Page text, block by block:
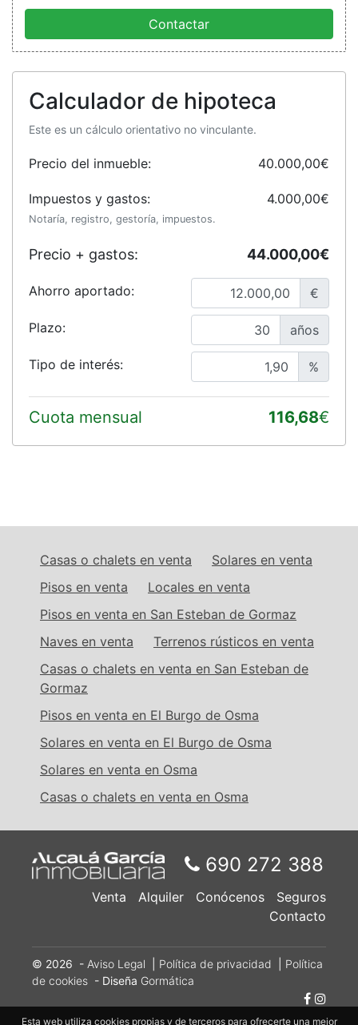
Contactar
Calculador de hipoteca
Este es un cálculo orientativo no vinculante.
Precio del inmueble: 40.000,00€
Impuestos y gastos:
Notaría, registro, gestoría, impuestos.
4.000,00€
Precio + gastos: 44.000,00€
Ahorro aportado: €
Plazo: años
Tipo de interés: %
Cuota mensual 116,68€
Casas o chalets en venta
Solares en venta
Pisos en venta
Locales en venta
Pisos en venta en San Esteban de Gormaz
Naves en venta
Terrenos rústicos en venta
Casas o chalets en venta en San Esteban de
Gormaz
Pisos en venta en El Burgo de Osma
Solares en venta en El Burgo de Osma
Solares en venta en Osma
Casas o chalets en venta en Osma
690 272 388
Venta Alquiler Conócenos
Seguros
Contacto
© 2026 - Aviso Legal Política de privacidad
Política
de cookies - Diseña Gormática
Esta web utiliza cookies propias y de terceros para ofrecerte una mejor